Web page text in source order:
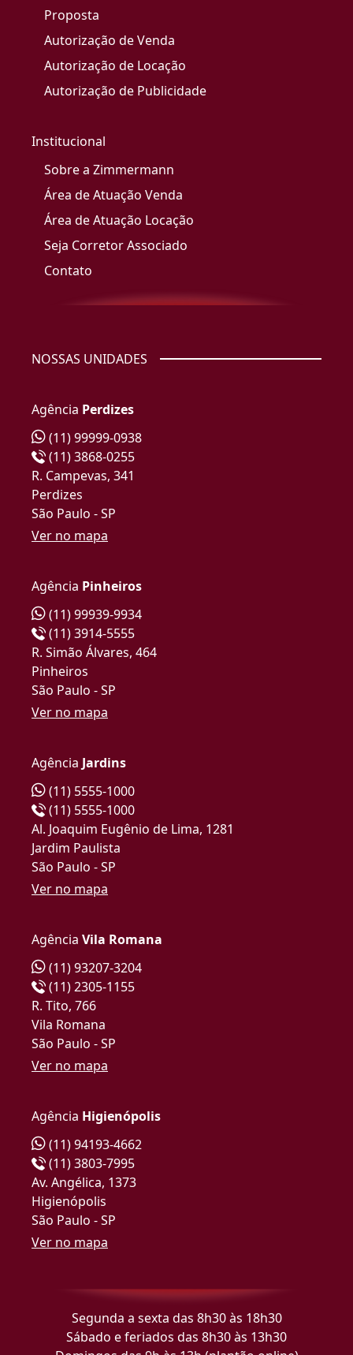
Proposta
Autorização de Venda
Autorização de Locação
Autorização de Publicidade
Institucional
Sobre a Zimmermann
Área de Atuação Venda
Área de Atuação Locação
Seja Corretor Associado
Contato
NOSSAS UNIDADES
Agência Perdizes
(11) 99999-0938
(11) 3868-0255
R. Campevas, 341
Perdizes
São Paulo - SP
Ver no mapa
Agência Pinheiros
(11) 99939-9934
(11) 3914-5555
R. Simão Álvares, 464
Pinheiros
São Paulo - SP
Ver no mapa
Agência Jardins
(11) 5555-1000
(11) 5555-1000
Al. Joaquim Eugênio de Lima, 1281
Jardim Paulista
São Paulo - SP
Ver no mapa
Agência Vila Romana
(11) 93207-3204
(11) 2305-1155
R. Tito, 766
Vila Romana
São Paulo - SP
Ver no mapa
Agência Higienópolis
(11) 94193-4662
(11) 3803-7995
Av. Angélica, 1373
Higienópolis
São Paulo - SP
Ver no mapa
Segunda a sexta das 8h30 às 18h30
Sábado e feriados das 8h30 às 13h30